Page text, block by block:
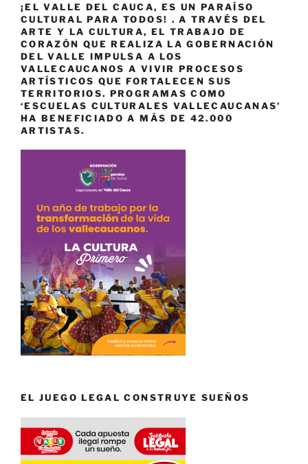
¡EL VALLE DEL CAUCA, ES UN PARAÍSO
CULTURAL PARA TODOS! . A TRAVÉS DEL
ARTE Y LA CULTURA, EL TRABAJO DE
CORAZÓN QUE REALIZA LA GOBERNACIÓN
DEL VALLE IMPULSA A LOS
VALLECAUCANOS A VIVIR PROCESOS
ARTÍSTICOS QUE FORTALECEN SUS
TERRITORIOS. PROGRAMAS COMO
‘ESCUELAS CULTURALES VALLECAUCANAS’
HA BENEFICIADO A MÁS DE 42.000
ARTISTAS.
EL JUEGO LEGAL CONSTRUYE SUEÑOS